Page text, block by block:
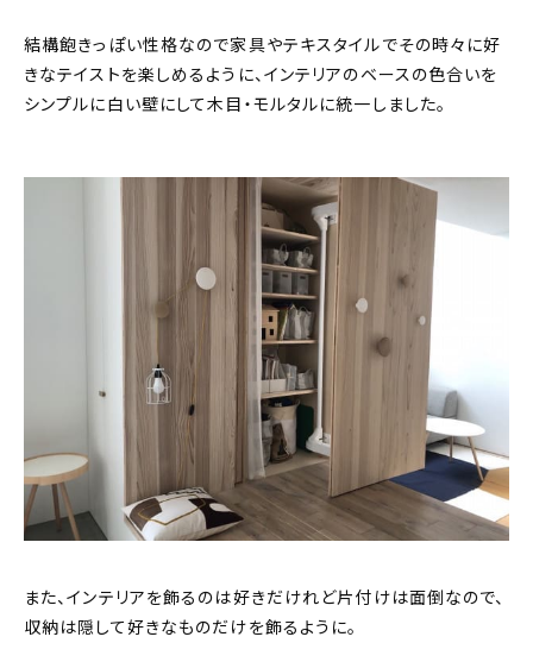
結構飽きっぽい性格なので家具やテキスタイルでその時々に好
きなテイストを楽しめるように、インテリアのベースの色合いを
シンプルに白い壁にして木目・モルタルに統一しました。
また、インテリアを飾るのは好きだけれど片付けは面倒なので、
収納は隠して好きなものだけを飾るように。